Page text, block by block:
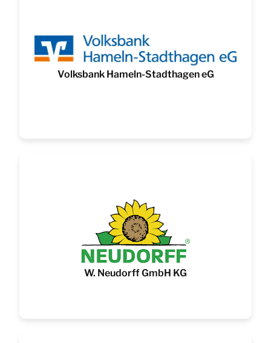
Volksbank Hameln-Stadthagen eG
W. Neudorff GmbH KG